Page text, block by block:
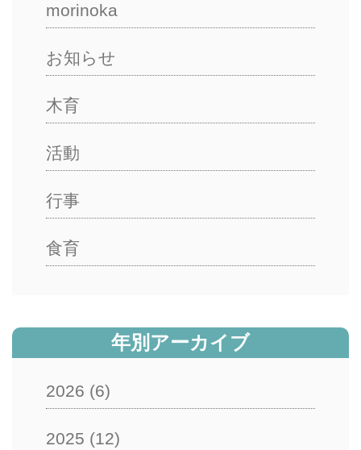
morinoka
お知らせ
木育
活動
行事
食育
年別アーカイブ
2026 (6)
2025 (12)